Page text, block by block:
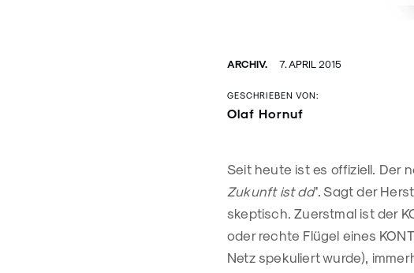
ARCHIV. 7. APRIL 2015
GESCHRIEBEN VON:
Olaf Hornuf
Seit heute ist es offiziell. Der
Zukunft ist da". Sagt der
skeptisch. Zuerstmal ist der
oder rechte Flügel eines
Netz spekuliert wurde),